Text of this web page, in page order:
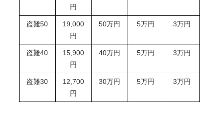
円
盗難50
19,000
円
50万円 5万円 3万円
盗難40
15,900
円
40万円 5万円 3万円
盗難30
12,700
円
30万円 5万円 3万円